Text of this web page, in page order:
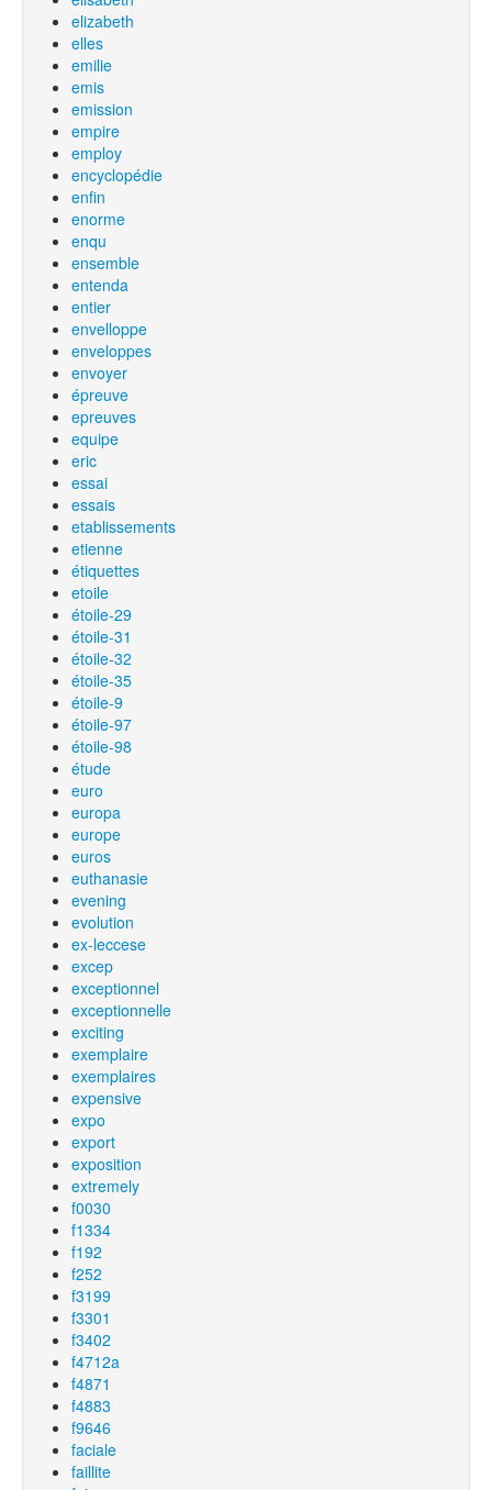
elizabeth
elles
emilie
emis
emission
empire
employ
encyclopédie
enfin
enorme
enqu
ensemble
entenda
entier
envelloppe
enveloppes
envoyer
épreuve
epreuves
equipe
eric
essai
essais
etablissements
etienne
étiquettes
etoile
étoile-29
étoile-31
étoile-32
étoile-35
étoile-9
étoile-97
étoile-98
étude
euro
europa
europe
euros
euthanasie
evening
evolution
ex-leccese
excep
exceptionnel
exceptionnelle
exciting
exemplaire
exemplaires
expensive
expo
export
exposition
extremely
f0030
f1334
f192
f252
f3199
f3301
f3402
f4712a
f4871
f4883
f9646
faciale
faillite